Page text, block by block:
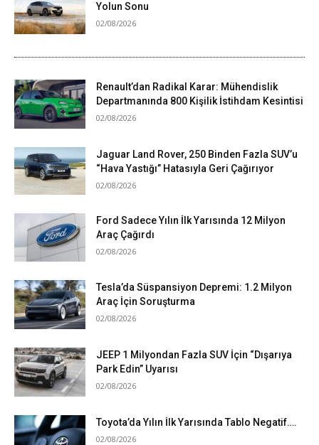
Yolun Sonu
02/08/2026
Renault’dan Radikal Karar: Mühendislik
Departmanında 800 Kişilik İstihdam Kesintisi
02/08/2026
Jaguar Land Rover, 250 Binden Fazla SUV’u
“Hava Yastığı” Hatasıyla Geri Çağırıyor
02/08/2026
Ford Sadece Yılın İlk Yarısında 12 Milyon
Araç Çağırdı
02/08/2026
Tesla’da Süspansiyon Depremi: 1.2 Milyon
Araç İçin Soruşturma
02/08/2026
JEEP 1 Milyondan Fazla SUV İçin “Dışarıya
Park Edin” Uyarısı
02/08/2026
Toyota’da Yılın İlk Yarısında Tablo Negatif….
02/08/2026